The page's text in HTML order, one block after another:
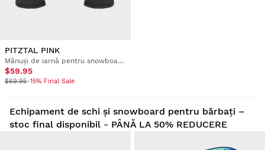
PITZTAL PINK
Mănuși de iarnă pentru snowboard și schi
$59.95
$69.95-15% Final Sale
Echipament de schi și snowboard pentru bărbați –
stoc final disponibil - PÂNĂ LA 50% REDUCERE